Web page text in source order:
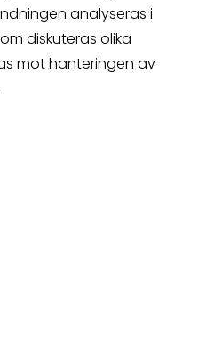
analyseras i
diskuteras olika
mot hanteringen av